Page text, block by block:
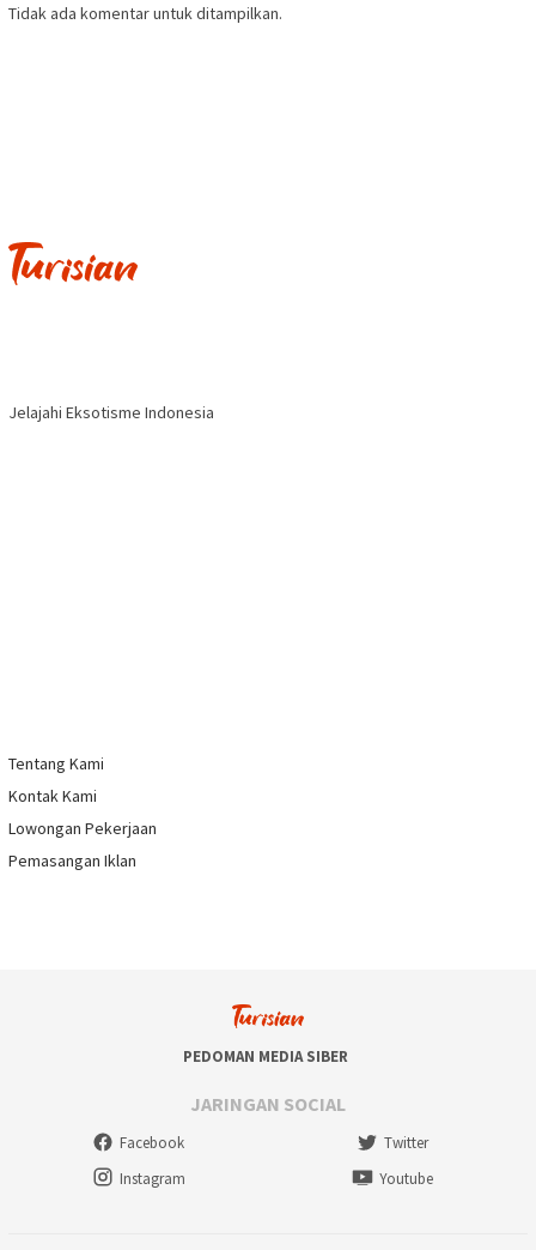
Tidak ada komentar untuk ditampilkan.
Jelajahi Eksotisme Indonesia
Tentang Kami
Kontak Kami
Lowongan Pekerjaan
Pemasangan Iklan
PEDOMAN MEDIA SIBER
JARINGAN SOCIAL
Facebook
Twitter
Instagram
Youtube